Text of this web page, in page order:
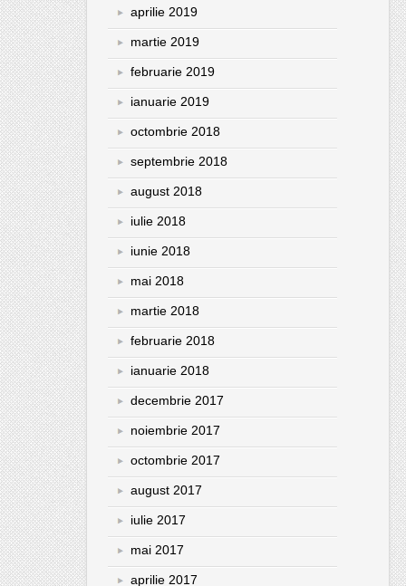
aprilie 2019
martie 2019
februarie 2019
ianuarie 2019
octombrie 2018
septembrie 2018
august 2018
iulie 2018
iunie 2018
mai 2018
martie 2018
februarie 2018
ianuarie 2018
decembrie 2017
noiembrie 2017
octombrie 2017
august 2017
iulie 2017
mai 2017
aprilie 2017